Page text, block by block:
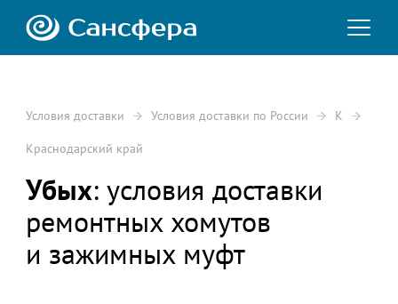
Условия доставки Условия доставки по России К
Краснодарский край
Убых: условия доставки
ремонтных хомутов
и зажимных муфт